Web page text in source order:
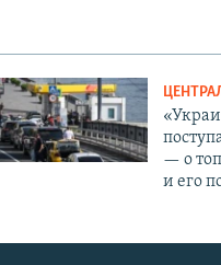
— о
и его